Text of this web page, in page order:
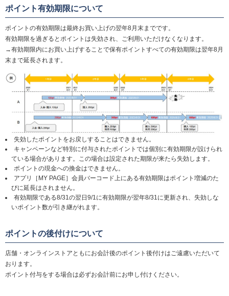
ポイント有効期限について
ポイントの有効期限は最終お買い上げの翌年8月末までです。
有効期限を過ぎるとポイントは失効され、ご利用いただけなくなります。
→有効期限内にお買い上げすることで保有ポイントすべての有効期限は翌年8月
末まで延長されます。
失効したポイントをお戻しすることはできません。
キャンペーンなど特別に付与されたポイントでは個別に有効期限が設けられ
ている場合があります。この場合は設定された期限が来たら失効します。
ポイントの現金への換金はできません。
アプリ［MY PAGE］会員バーコード上にある有効期限はポイント増減のた
びに延長はされません。
有効期限である8/31の翌日9/1に有効期限が翌年8/31に更新され、失効しな
いポイント数が引き継がれます。
ポイントの後付けについて
店舗・オンラインストアともにお会計後のポイント後付けはご遠慮いただいて
おります。
ポイント付与をする場合は必ずお会計前にお申し付けください。